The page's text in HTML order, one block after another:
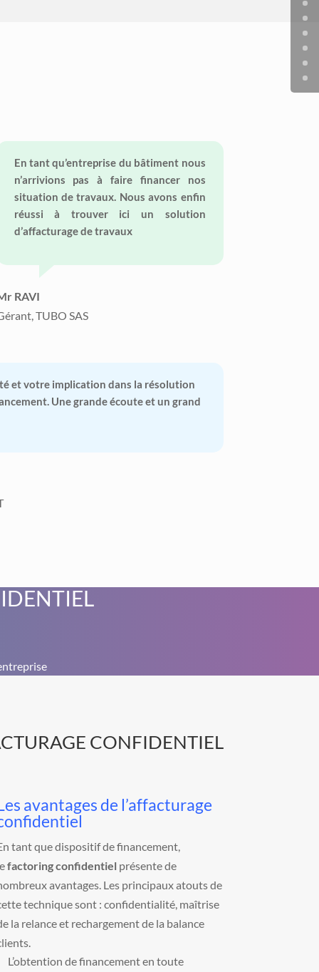
En tant qu’entreprise du bâtiment nous
n’arrivions pas à faire financer nos
situation de travaux. Nous avons enfin
réussi à trouver ici un solution
d’affacturage de travaux
RAVI
TUBO SAS
et votre implication dans la résolution
Une grande écoute et un grand
CONFIDENTIEL
avantages de l’affacturage
tant que dispositif de financement,
factoring confidentiel présente de
avantages. Les principaux atouts de
technique sont : confidentialité, maîtrise
la relance et rechargement de la balance
L’obtention de financement en toute